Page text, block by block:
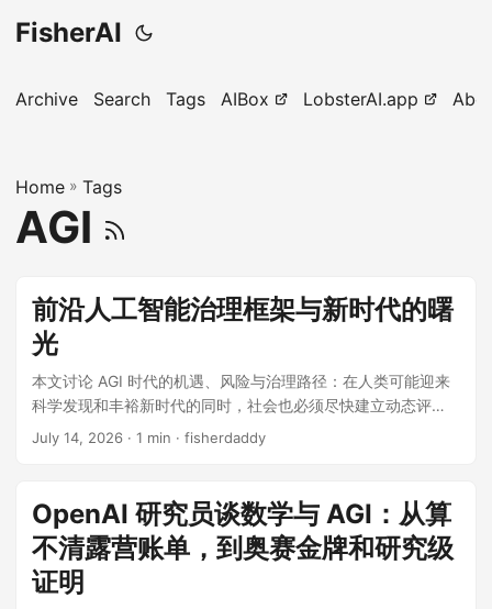
FisherAI
Archive Search Tags AIBox LobsterAI.app
Home » Tags
AGI
前沿人工智能治理框架与新时代的曙
光
本文讨论 AGI 时代的机遇、风险与治理路径：在人类可能迎来
科学发现和丰裕新时代的同时，社会也必须尽快建立动态评
估、前沿实验室标准与国际协作机制，为安全、负责任地引导
18 本文由 LobsterAI 自动翻译和发布。 这是人类历史上的一个
关键时刻。 通用人工智能（AGI）——一种具备人脑全部认知
能力的系统——很可能只需短短几年便会到来。几十年后，当
我们回望今天时，我认为我们会意识到：当时的我们正站在技
术奇点的山麓。这绝不亚于一个人类新时代的黎明。 我毕生都
July 14, 2026 · 1 min · fisherdaddy
OpenAI 研究员谈数学与 AGI：从算
不清露营账单，到奥赛金牌和研究级
证明